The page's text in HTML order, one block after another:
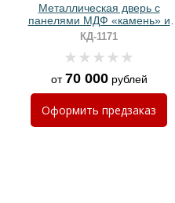
Хочу такую
Металлическая дверь с
панелями МДФ «камень» и
бугельной ручкой с LED-
подсветкой
КД-1171
от70 000рублей
Оформить предзаказ